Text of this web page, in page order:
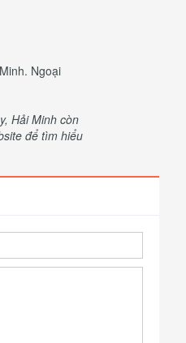
Ngoại
Hải Minh còn
để tìm hiểu